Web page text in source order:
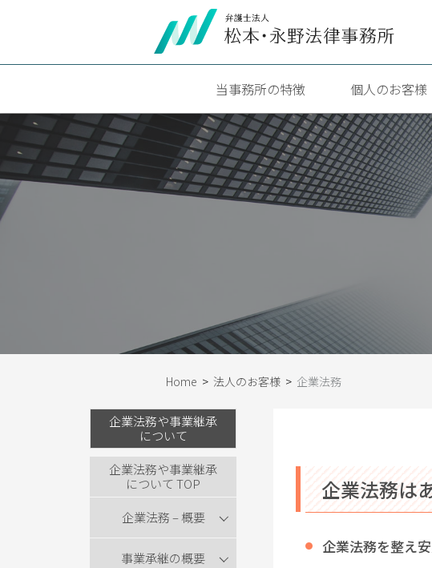
当事務所の特徴 個人のお客様
Home > 法人のお客様 > 企業法務
企業法務や事業継承
について
企業法務や事業継承
について TOP
企業法務 – 概要
事業承継の概要
企業法務は
企業法務を整え